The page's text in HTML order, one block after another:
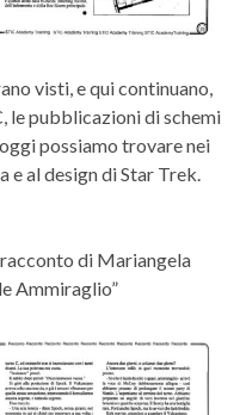
visti, e qui continuano,
le pubblicazioni di schemi
possiamo trovare nei
al design di Star Trek.
di Mariangela
Ammiraglio”